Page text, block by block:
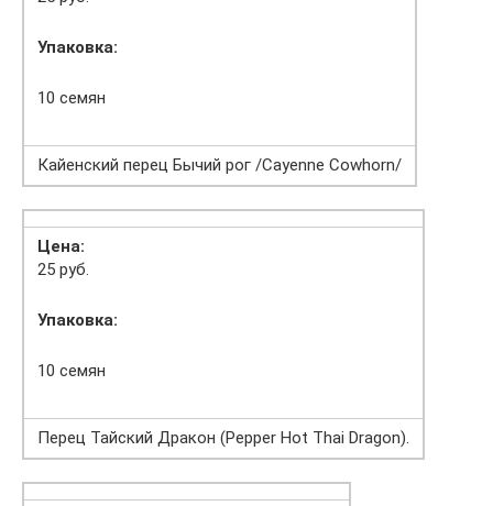
Упаковка:
10 семян
Кайенский перец Бычий рог /Cayenne Cowhorn/
Цена:
25 руб.
Упаковка:
10 семян
Перец Тайский Дракон (Pepper Hot Thai Dragon).